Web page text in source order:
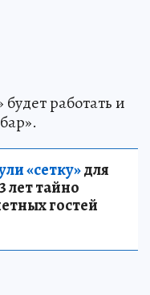
работать и
«сетку»для
лет тайно
гостей